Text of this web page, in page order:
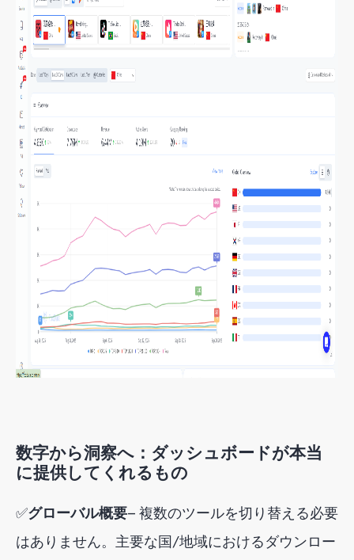
数字から洞察へ：ダッシュボードが本当
に提供してくれるもの
✅グローバル概要— 複数のツールを切り替える必要
はありません。主要な国/地域におけるダウンロー